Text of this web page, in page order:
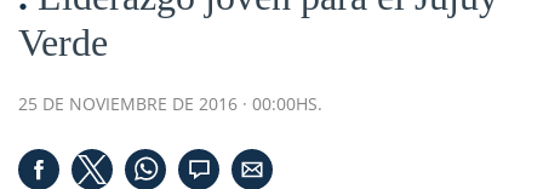
Verde
25 DE NOVIEMBRE DE 2016 · 00:00HS.